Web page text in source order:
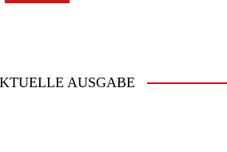
AUSGABE